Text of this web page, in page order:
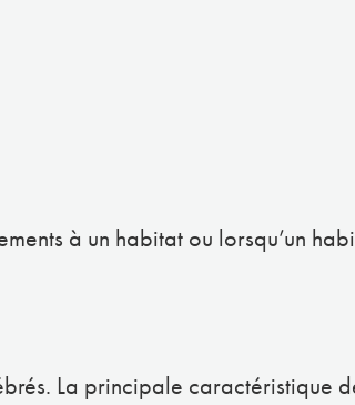
à un habitat ou lorsqu’un
La principale caractéristique